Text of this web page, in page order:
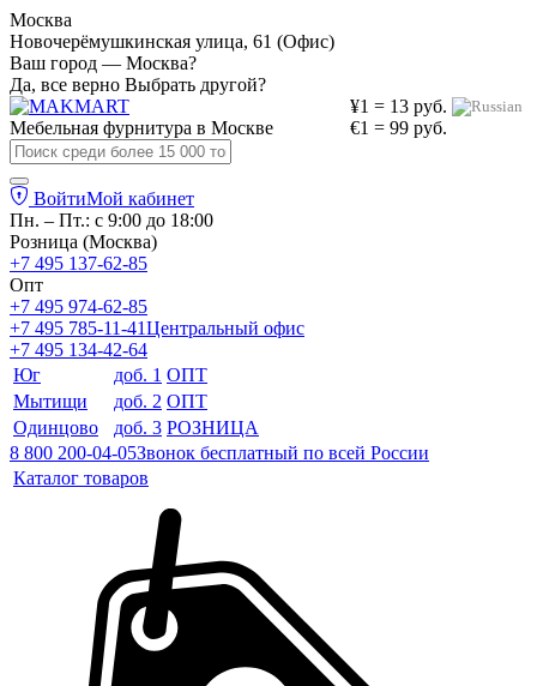
Москва
Новочерёмушкинская улица, 61 (Офис)
Ваш город — Москва?
Да, все верно Выбрать другой?
¥1 = 13 руб.
€1 = 99 руб.
Мебельная фурнитура в Москве
ВойтиМой кабинет
Пн. – Пт.: с 9:00 до 18:00
Розница (Москва)
+7 495 137-62-85
Опт
+7 495 974-62-85
+7 495 785-11-41Центральный офис
+7 495 134-42-64
Юг
доб. 1 ОПТ
Мытищи
доб. 2 ОПТ
Одинцово
доб. 3 РОЗНИЦА
8 800 200-04-05Звонок бесплатный по всей России
Каталог товаров